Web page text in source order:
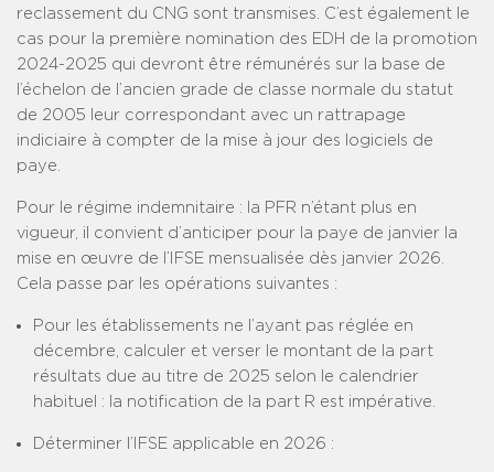
reclassement du CNG sont transmises. C’est également le
cas pour la première nomination des EDH de la promotion
2024-2025 qui devront être rémunérés sur la base de
l’échelon de l’ancien grade de classe normale du statut
de 2005 leur correspondant avec un rattrapage
indiciaire à compter de la mise à jour des logiciels de
paye.
Pour le régime indemnitaire : la PFR n’étant plus en
vigueur, il convient d’anticiper pour la paye de janvier la
mise en œuvre de l’IFSE mensualisée dès janvier 2026.
Cela passe par les opérations suivantes :
Pour les établissements ne l’ayant pas réglée en
décembre, calculer et verser le montant de la part
résultats due au titre de 2025 selon le calendrier
habituel : la notification de la part R est impérative.
Déterminer l’IFSE applicable en 2026 :